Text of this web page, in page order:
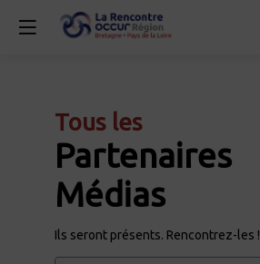
Tous les
Partenaires
Médias
Ils seront présents. Rencontrez-les !